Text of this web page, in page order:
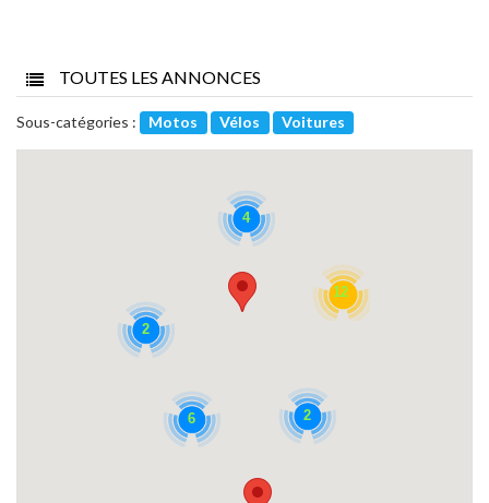
TOUTES LES ANNONCES
Sous-catégories : Motos Vélos Voitures
12
2
2
6
4